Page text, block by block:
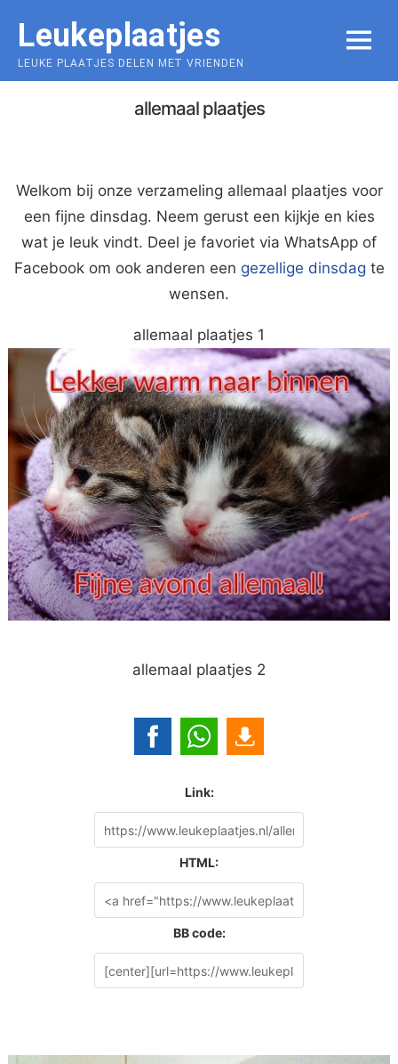
content
Leukeplaatjes
LEUKE PLAATJES DELEN MET VRIENDEN
MENU
allemaal plaatjes
Welkom bij onze verzameling allemaal plaatjes voor
een fijne dinsdag. Neem gerust een kijkje en kies
wat je leuk vindt. Deel je favoriet via WhatsApp of
Facebook om ook anderen een gezellige dinsdag te
wensen.
allemaal plaatjes 1
allemaal plaatjes 2
Link:
HTML:
BB code: